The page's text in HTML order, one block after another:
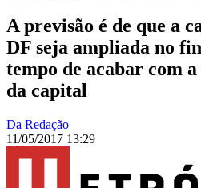
A previsão é de que a
DF seja ampliada no
tempo de acabar com
da capital
Da Redação
11/05/2017 13:29